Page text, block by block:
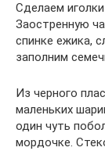
Сделаем
Заостренную
спинке ежика,
заполним
Из черного
маленьких
один чуть
мордочке.